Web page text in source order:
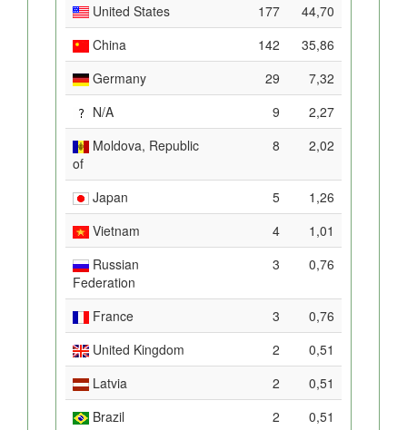
United States
177
44,70
China
142
35,86
Germany
29
7,32
N/A
9
2,27
Moldova, Republic
of
8 2,02
Japan 5
1,26
Vietnam
4
1,01
Russian
Federation
3 0,76
France 3
0,76
United Kingdom
2
0,51
Latvia
2
0,51
Brazil
2
0,51